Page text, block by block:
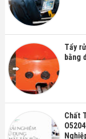
Tẩy
bằng
Chất